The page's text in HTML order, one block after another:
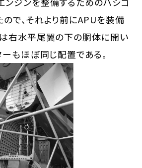
で、それより前にAPUを装備
は右水平尾翼の下の胴体に開い
ーもほぼ同じ配置である。